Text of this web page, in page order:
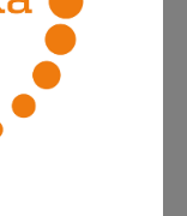
řízení
není nutno
by skupinu 3
informace
stále protahuje
ročních zpráv,
do
odpadech);